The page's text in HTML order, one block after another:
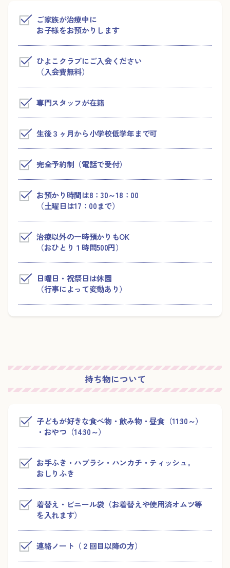
ご家族が治療中に
お子様をお預かりします
ひよこクラブにご入会ください
（入会費無料）
専門スタッフが在籍
生後３ヶ月から小学校低学年まで可
完全予約制（電話で受付）
お預かり時間は8：30～18：00
（土曜日は17：00まで）
治療以外の一時預かりもOK
（おひとり１時間500円）
日曜日・祝祭日は休園
（行事によって変動あり）
持ち物について
子どもが好きな食べ物・飲み物・昼食（11:30～）
・おやつ（14:30～）
お手ふき・ハブラシ・ハンカチ・ティッシュ。
おしりふき
着替え・ビニール袋（お着替えや使用済オムツ等
を入れます）
連絡ノート（２回目以降の方）